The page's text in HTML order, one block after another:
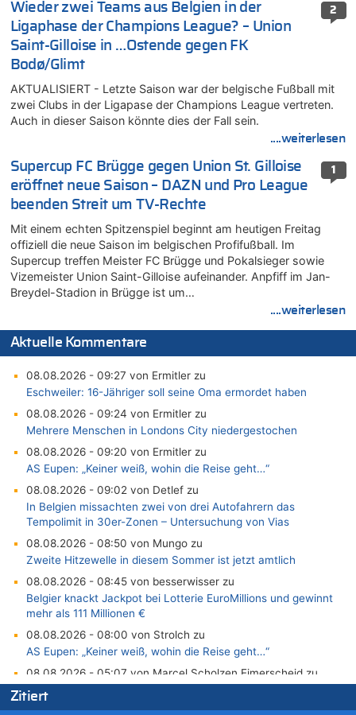
2
Wieder zwei Teams aus Belgien in der
Ligaphase der Champions League? – Union
Saint-Gilloise in …Ostende gegen FK
Bodø/Glimt
AKTUALISIERT - Letzte Saison war der belgische Fußball mit
zwei Clubs in der Ligapase der Champions League vertreten.
Auch in dieser Saison könnte dies der Fall sein.
....weiterlesen
1
Supercup FC Brügge gegen Union St. Gilloise
eröffnet neue Saison – DAZN und Pro League
beenden Streit um TV-Rechte
Mit einem echten Spitzenspiel beginnt am heutigen Freitag
offiziell die neue Saison im belgischen Profifußball. Im
Supercup treffen Meister FC Brügge und Pokalsieger sowie
Vizemeister Union Saint-Gilloise aufeinander. Anpfiff im Jan-
Breydel-Stadion in Brügge ist um…
....weiterlesen
Aktuelle Kommentare
08.08.2026 - 09:27 von Ermitler zu
Eschweiler: 16-Jähriger soll seine Oma ermordet haben
08.08.2026 - 09:24 von Ermitler zu
Mehrere Menschen in Londons City niedergestochen
08.08.2026 - 09:20 von Ermitler zu
AS Eupen: „Keiner weiß, wohin die Reise geht…“
08.08.2026 - 09:02 von Detlef zu
In Belgien missachten zwei von drei Autofahrern das
Tempolimit in 30er-Zonen – Untersuchung von Vias
08.08.2026 - 08:50 von Mungo zu
Zweite Hitzewelle in diesem Sommer ist jetzt amtlich
08.08.2026 - 08:45 von besserwisser zu
Belgier knackt Jackpot bei Lotterie EuroMillions und gewinnt
mehr als 111 Millionen €
08.08.2026 - 08:00 von Strolch zu
AS Eupen: „Keiner weiß, wohin die Reise geht…“
08.08.2026 - 05:07 von Marcel Scholzen Eimerscheid zu
In Belgien missachten zwei von drei Autofahrern das
Tempolimit in 30er-Zonen – Untersuchung von Vias
Zitiert